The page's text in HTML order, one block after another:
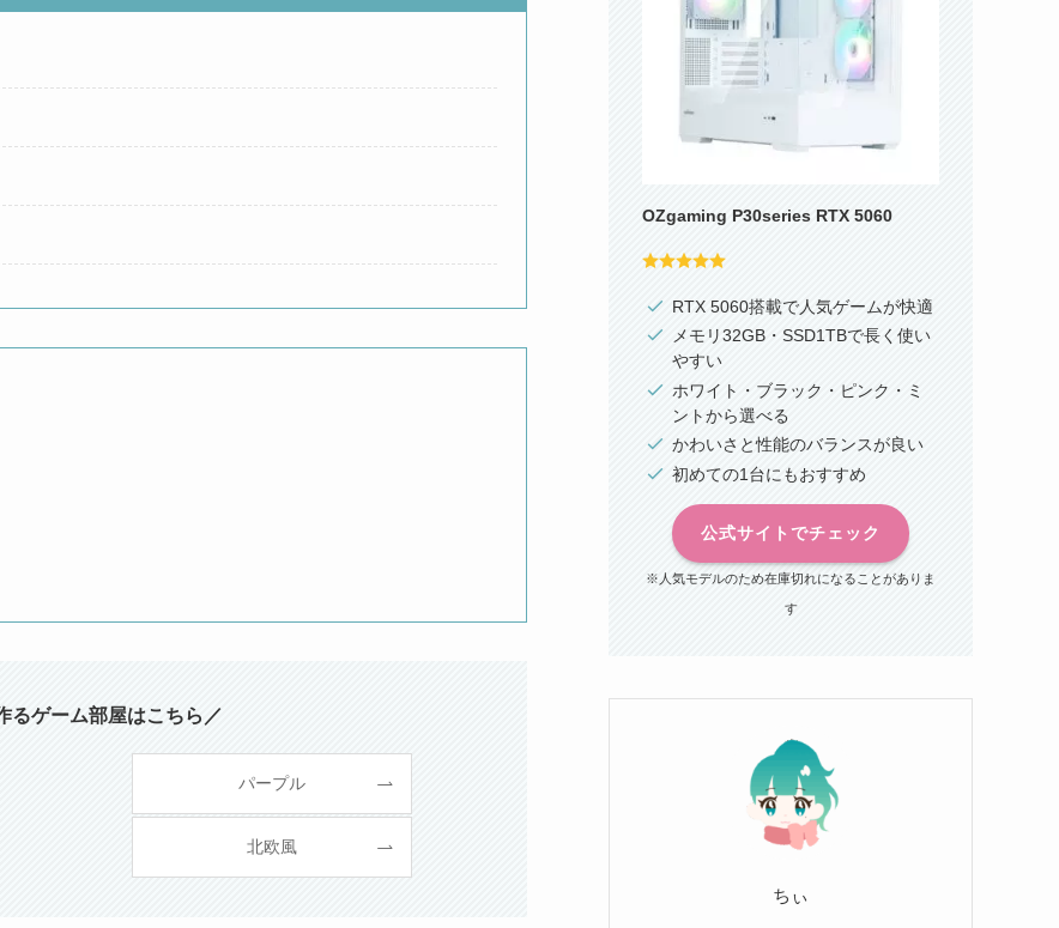
るゲーム部屋はこちら／
パープル
北欧風
OZgaming P30series RTX 5060
RTX 5060搭載で人気ゲームが快適
メモリ32GB・SSD1TBで長く使い
やすい
ホワイト・ブラック・ピンク・ミ
ントから選べる
かわいさと性能のバランスが良い
初めての1台にもおすすめ
公式サイトでチェック
※人気モデルのため在庫切れになることがありま
す
ちぃ